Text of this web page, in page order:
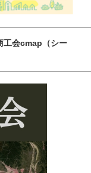
工会cmap（シー